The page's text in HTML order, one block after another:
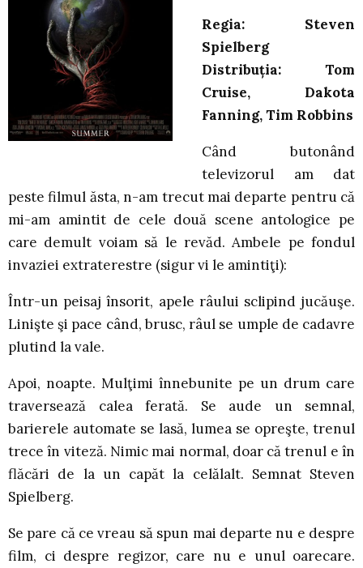
Regia: Steven
Spielberg
Distribuția: Tom
Cruise, Dakota
Fanning, Tim Robbins
Când butonând
televizorul am dat
peste filmul ăsta, n-am trecut mai departe pentru că
mi-am amintit de cele două scene antologice pe
care demult voiam să le revăd. Ambele pe fondul
invaziei extraterestre (sigur vi le amintiţi):
Într-un peisaj însorit, apele râului sclipind jucăuşe.
Linişte şi pace când, brusc, râul se umple de cadavre
plutind la vale.
Apoi, noapte. Mulţimi înnebunite pe un drum care
traversează calea ferată. Se aude un semnal,
barierele automate se lasă, lumea se opreşte, trenul
trece în viteză. Nimic mai normal, doar că trenul e în
flăcări de la un capăt la celălalt. Semnat Steven
Spielberg.
Se pare că ce vreau să spun mai departe nu e despre
film, ci despre regizor, care nu e unul oarecare.